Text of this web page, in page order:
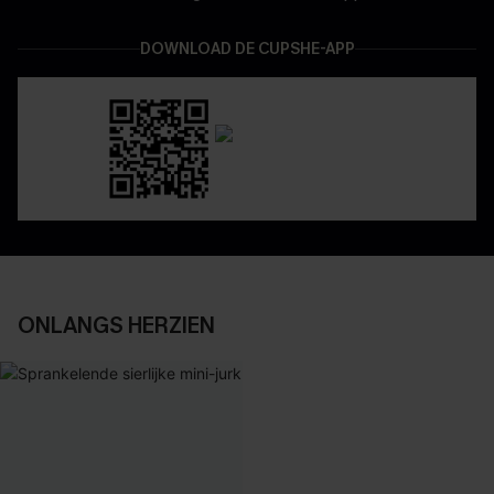
DOWNLOAD DE CUPSHE-APP
ONLANGS HERZIEN